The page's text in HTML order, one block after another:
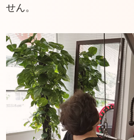
せん。